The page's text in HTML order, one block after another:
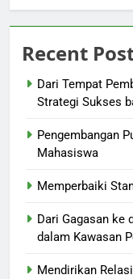
Recent
Dari Tempat
Strategi Sukses
Pengembangan
Mahasiswa
Memperbaiki
Dari Gagasan ke
dalam Kawasan
Mendirikan